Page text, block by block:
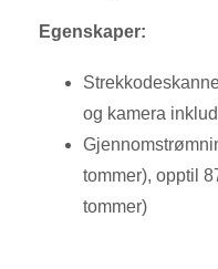
Egenskaper:
og kamera
tommer), opptil
tommer)